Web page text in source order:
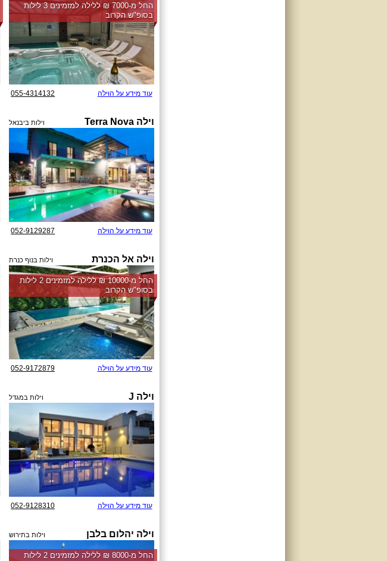
החל מ-‏7000 ₪ ללילה למזמינים 3 לילות
בסופ"ש הקרוב
עוד מידע על הוילה 055-4314132
וילה Terra Nova וילות ביבנאל
עוד מידע על הוילה 052-9129287
וילה אל הכנרת וילות בנוף כנרת
החל מ-‏10000 ₪ ללילה למזמינים 2 לילות
בסופ"ש הקרוב
עוד מידע על הוילה 052-9172879
וילה J וילות במגדל
עוד מידע על הוילה 052-9128310
וילה יהלום בלבן וילות בתירוש
החל מ-‏8000 ₪ ללילה למזמינים 2 לילות